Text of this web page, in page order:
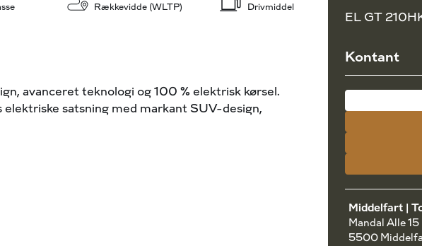
Rækkevidde (WLTP) Drivmiddel
avanceret teknologi og 100 % elektrisk kørsel.
satsning med markant SUV-design,
EL GT
Kontant
Middelfart |
Mandal Alle 15
5500